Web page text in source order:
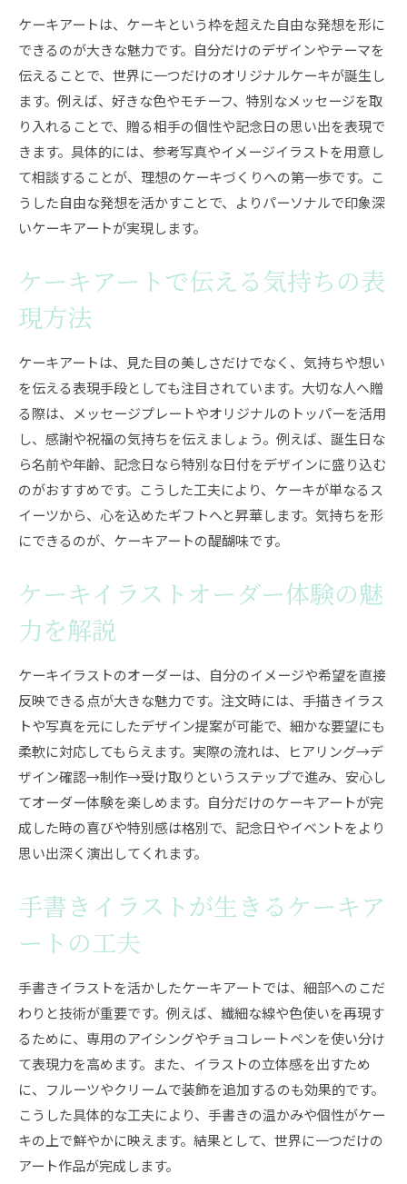
ケーキアートは、ケーキという枠を超えた自由な発想を形に
できるのが大きな魅力です。自分だけのデザインやテーマを
伝えることで、世界に一つだけのオリジナルケーキが誕生し
ます。例えば、好きな色やモチーフ、特別なメッセージを取
り入れることで、贈る相手の個性や記念日の思い出を表現で
きます。具体的には、参考写真やイメージイラストを用意し
て相談することが、理想のケーキづくりへの第一歩です。こ
うした自由な発想を活かすことで、よりパーソナルで印象深
いケーキアートが実現します。
ケーキアートで伝える気持ちの表
現方法
ケーキアートは、見た目の美しさだけでなく、気持ちや想い
を伝える表現手段としても注目されています。大切な人へ贈
る際は、メッセージプレートやオリジナルのトッパーを活用
し、感謝や祝福の気持ちを伝えましょう。例えば、誕生日な
ら名前や年齢、記念日なら特別な日付をデザインに盛り込む
のがおすすめです。こうした工夫により、ケーキが単なるス
イーツから、心を込めたギフトへと昇華します。気持ちを形
にできるのが、ケーキアートの醍醐味です。
ケーキイラストオーダー体験の魅
力を解説
ケーキイラストのオーダーは、自分のイメージや希望を直接
反映できる点が大きな魅力です。注文時には、手描きイラス
トや写真を元にしたデザイン提案が可能で、細かな要望にも
柔軟に対応してもらえます。実際の流れは、ヒアリング→デ
ザイン確認→制作→受け取りというステップで進み、安心し
てオーダー体験を楽しめます。自分だけのケーキアートが完
成した時の喜びや特別感は格別で、記念日やイベントをより
思い出深く演出してくれます。
手書きイラストが生きるケーキア
ートの工夫
手書きイラストを活かしたケーキアートでは、細部へのこだ
わりと技術が重要です。例えば、繊細な線や色使いを再現す
るために、専用のアイシングやチョコレートペンを使い分け
て表現力を高めます。また、イラストの立体感を出すため
に、フルーツやクリームで装飾を追加するのも効果的です。
こうした具体的な工夫により、手書きの温かみや個性がケー
キの上で鮮やかに映えます。結果として、世界に一つだけの
アート作品が完成します。